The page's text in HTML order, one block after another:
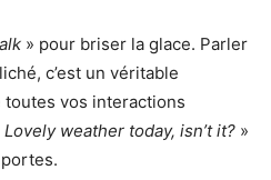
» pour briser la glace. Parler
c’est un véritable
vos interactions
Lovely weather today, isn’t it? »